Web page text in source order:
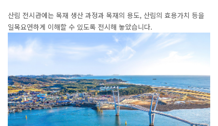
산림 전시관에는 목재 생산 과정과 목재의 용도, 산림의 효용가치 등을
일목요연하게 이해할 수 있도록 전시해 놓았습니다.